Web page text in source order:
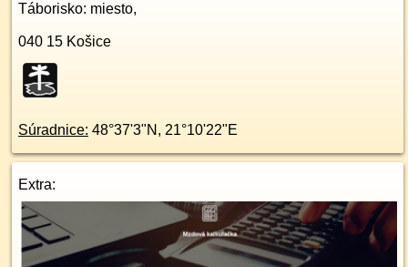
Táborisko: miesto,
040 15 Košice
Súradnice: 48°37'3"N , 21°10'22"E
Extra: